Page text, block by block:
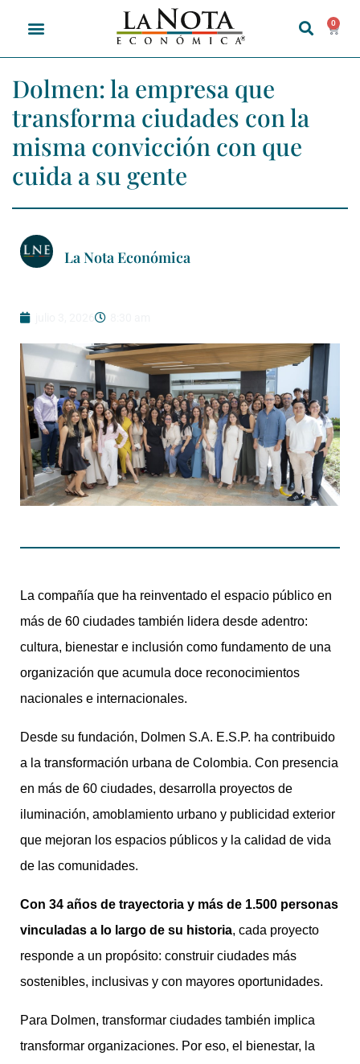
0
Dolmen: la empresa que
transforma ciudades con la
misma convicción con que
cuida a su gente
La Nota Económica
La compañía que ha reinventado el espacio público en
más de 60 ciudades también lidera desde adentro:
cultura, bienestar e inclusión como fundamento de una
organización que acumula doce reconocimientos
nacionales e internacionales.
Desde su fundación, Dolmen S.A. E.S.P. ha contribuido
a la transformación urbana de Colombia. Con presencia
en más de 60 ciudades, desarrolla proyectos de
iluminación, amoblamiento urbano y publicidad exterior
que mejoran los espacios públicos y la calidad de vida
de las comunidades.
Con 34 años de trayectoria y más de 1.500 personas
vinculadas a lo largo de su historia, cada proyecto
responde a un propósito: construir ciudades más
sostenibles, inclusivas y con mayores oportunidades.
Para Dolmen, transformar ciudades también implica
transformar organizaciones. Por eso, el bienestar, la